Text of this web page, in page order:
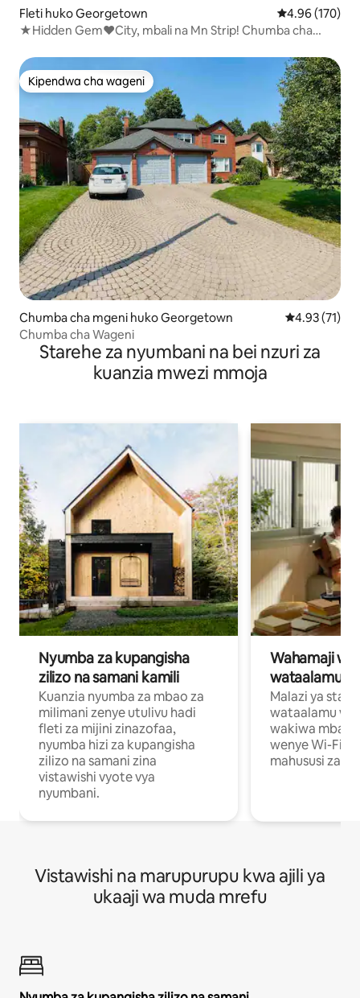
Fleti huko Georgetown Ukadiriaji wa
4.96 (170)
★Hidden Gem❤️City, mbali na Mn Strip! Chumba cha
Kipendwa cha wageni
Kipendwa cha wageni
Chumba cha mgeni huko Georgetown Ukadiriaji wa
4.93 (71)
Chumba cha Wageni
Starehe za nyumbani na bei nzuri za
kuanzia mwezi mmoja
Nyumba za kupangisha
zilizo na samani kamili
Kuanzia nyumba za mbao za
milimani zenye utulivu hadi
fleti za mijini zinazofaa,
nyumba hizi za kupangisha
zilizo na samani zina
vistawishi vyote vya
nyumbani.
Wahamaji
wataalamu
Malazi ya
wataalamu
wakiwa mbali
wenye Wi-Fi
mahususi za
Vistawishi na marupurupu kwa ajili ya
ukaaji wa muda mrefu